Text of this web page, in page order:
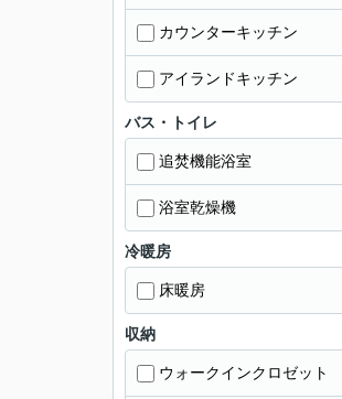
カウンターキッチン
アイランドキッチン
バス・トイレ
追焚機能浴室
浴室乾燥機
冷暖房
床暖房
収納
ウォークインクロゼット